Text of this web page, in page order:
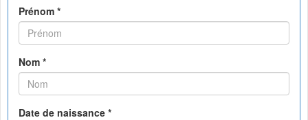
Prénom *
Nom *
Date de naissance *